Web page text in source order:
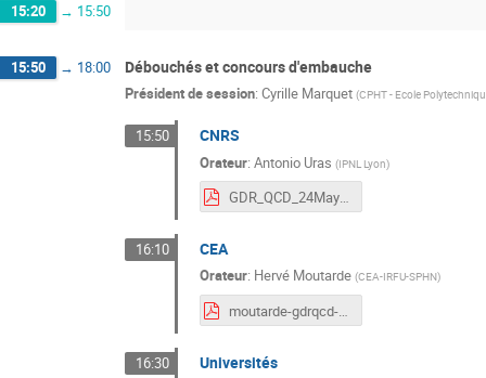
15:20 → 15:50
15:50 → 18:00 Débouchés et concours d'embauche
Président de session: Cyrille Marquet (CPHT - Ecole
15:50 CNRS
Orateur: Antonio Uras (IPNL Lyon)
GDR_QCD_24May2022_Uras.pdf
16:10 CEA
Orateur: Hervé Moutarde (CEA-IRFU-SPHN)
moutarde-gdrqcd-2022-05-24.pdf
16:30 Universités